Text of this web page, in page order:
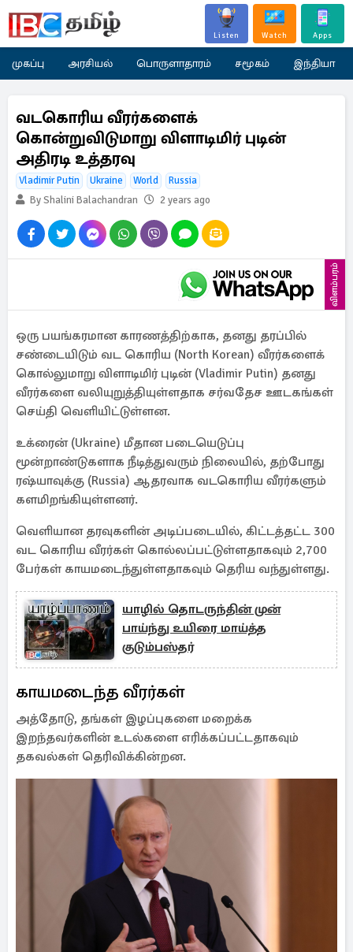
Listen Watch Apps
முகப்பு அரசியல் பொருளாதாரம் சமூகம் இந்தியா
வடகொரிய வீரர்களைக்
கொன்றுவிடுமாறு விளாடிமிர் புடின்
அதிரடி உத்தரவு
Vladimir Putin Ukraine World
Russia
By Shalini Balachandran
2 years ago
விளம்பரம்
ஒரு பயங்கரமான காரணத்திற்காக, தனது தரப்பில்
சண்டையிடும் வட கொரிய (North Korean) வீரர்களைக்
கொல்லுமாறு விளாடிமிர் புடின் (Vladimir Putin) தனது
வீரர்களை வலியுறுத்தியுள்ளதாக சர்வதேச ஊடகங்கள்
செய்தி வெளியிட்டுள்ளன.
உக்ரைன் (Ukraine) மீதான படையெடுப்பு
மூன்றாண்டுகளாக நீடித்துவரும் நிலையில், தற்போது
ரஷ்யாவுக்கு (Russia) ஆதரவாக வடகொரிய வீரர்களும்
களமிறங்கியுள்ளனர்.
வெளியான தரவுகளின் அடிப்படையில், கிட்டத்தட்ட 300
வட கொரிய வீரர்கள் கொல்லப்பட்டுள்ளதாகவும் 2,700
பேர்கள் காயமடைந்துள்ளதாகவும் தெரிய வந்துள்ளது.
யாழில் தொடருந்தின் முன்
பாய்ந்து உயிரை மாய்த்த
குடும்பஸ்தர்
காயமடைந்த வீரர்கள்
அத்தோடு, தங்கள் இழப்புகளை மறைக்க
இறந்தவர்களின் உடல்களை எரிக்கப்பட்டதாகவும்
தகவல்கள் தெரிவிக்கின்றன.